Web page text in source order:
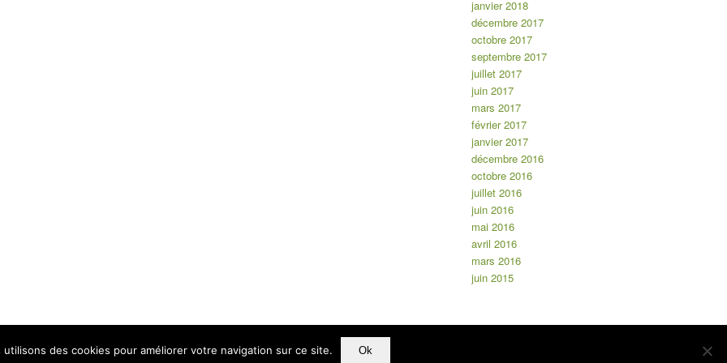
janvier 2018
décembre 2017
octobre 2017
septembre 2017
juillet 2017
juin 2017
mars 2017
février 2017
janvier 2017
décembre 2016
octobre 2016
juillet 2016
juin 2016
mai 2016
avril 2016
mars 2016
juin 2015
utilisons des cookies pour améliorer votre navigation sur ce site. Ok